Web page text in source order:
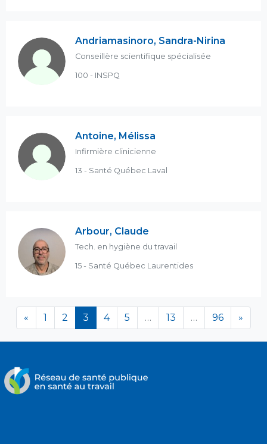
Andriamasinoro, Sandra-Nirina
Conseillère scientifique spécialisée
100 - INSPQ
Antoine, Mélissa
Infirmière clinicienne
13 - Santé Québec Laval
Arbour, Claude
Tech. en hygiène du travail
15 - Santé Québec Laurentides
« 1 2 3 (en cours)
4 5 … 13 … 96 »